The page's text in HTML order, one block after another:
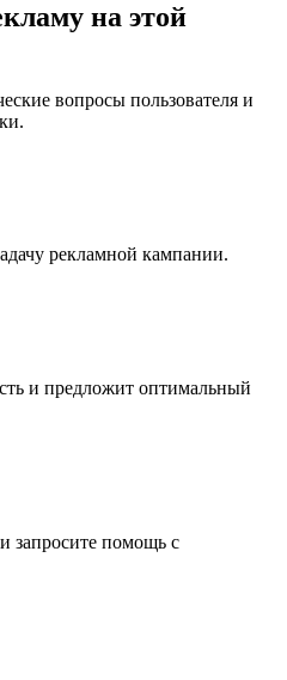
на этой
вопросы пользователя и
рекламной кампании.
и предложит оптимальный
запросите помощь с